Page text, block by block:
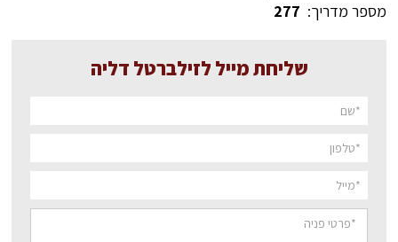
מספר מדריך: 277
שליחת מייל לזילברטל דליה